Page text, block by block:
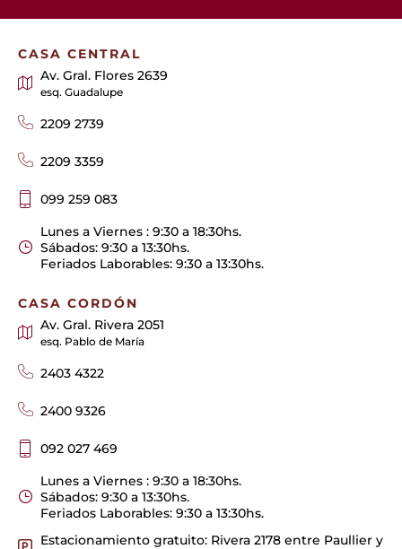
CASA CENTRAL
Av. Gral. Flores 2639
esq. Guadalupe
2209 2739
2209 3359
099 259 083
Lunes a Viernes : 9:30 a 18:30hs.
Sábados: 9:30 a 13:30hs.
Feriados Laborables: 9:30 a 13:30hs.
CASA CORDÓN
Av. Gral. Rivera 2051
esq. Pablo de María
2403 4322
2400 9326
092 027 469
Lunes a Viernes : 9:30 a 18:30hs.
Sábados: 9:30 a 13:30hs.
Feriados Laborables: 9:30 a 13:30hs.
Estacionamiento gratuito: Rivera 2178 entre Paullier y